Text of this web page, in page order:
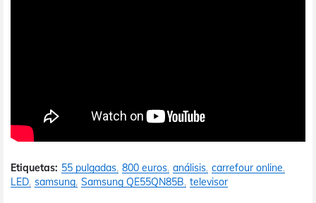
Etiquetas: 55 pulgadas 800 euros análisis carrefour online
LED samsung Samsung QE55QN85B televisor